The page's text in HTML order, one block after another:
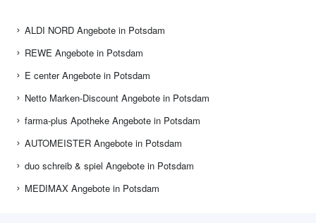
ALDI NORD Angebote in Potsdam
REWE Angebote in Potsdam
E center Angebote in Potsdam
Netto Marken-Discount Angebote in Potsdam
farma-plus Apotheke Angebote in Potsdam
AUTOMEISTER Angebote in Potsdam
duo schreib & spiel Angebote in Potsdam
MEDIMAX Angebote in Potsdam